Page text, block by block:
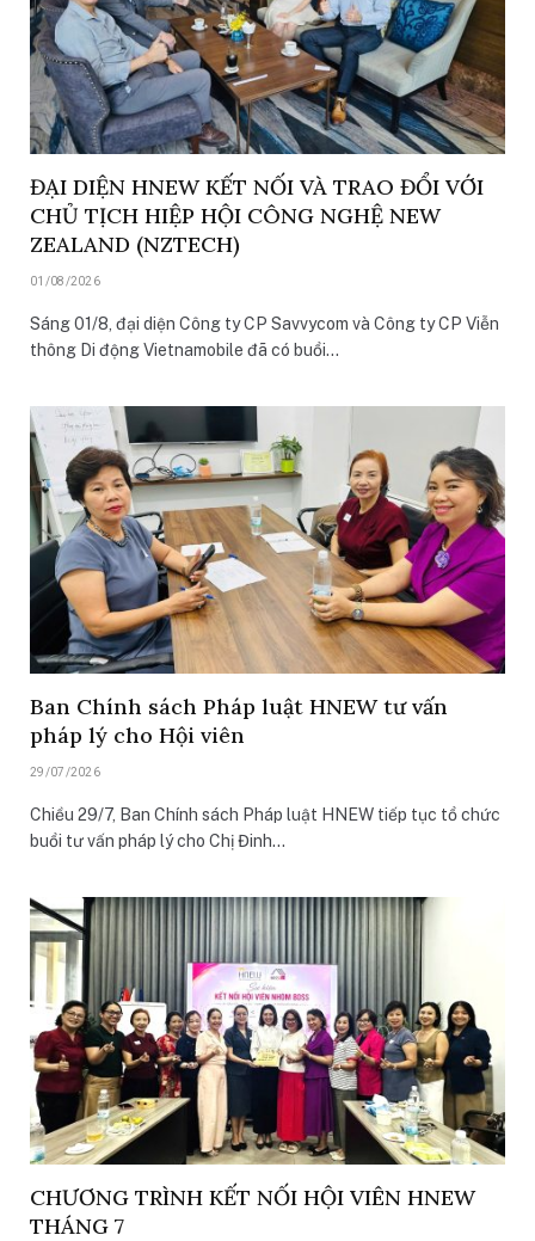
ĐẠI DIỆN HNEW KẾT NỐI VÀ TRAO ĐỔI VỚI
CHỦ TỊCH HIỆP HỘI CÔNG NGHỆ NEW
ZEALAND (NZTECH)
01/08/2026
Sáng 01/8, đại diện Công ty CP Savvycom và Công ty CP Viễn
thông Di động Vietnamobile đã có buổi…
Ban Chính sách Pháp luật HNEW tư vấn
pháp lý cho Hội viên
29/07/2026
Chiều 29/7, Ban Chính sách Pháp luật HNEW tiếp tục tổ chức
buổi tư vấn pháp lý cho Chị Đinh…
CHƯƠNG TRÌNH KẾT NỐI HỘI VIÊN HNEW
THÁNG 7